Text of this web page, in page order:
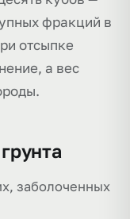
фракций в
отсыпке
а вес
заболоченных